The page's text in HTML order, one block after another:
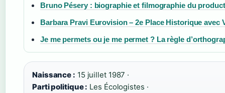
Bruno Pésery : biographie et filmographie du
Barbara Pravi Eurovision – 2e Place Historique avec
Je me permets ou je me permet ? La règle
Naissance : 15 juillet 1987 ·
Parti politique : Les Écologistes ·